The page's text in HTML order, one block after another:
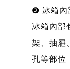
❷ 冰箱內
冰箱內部
架、抽屜
孔等部位